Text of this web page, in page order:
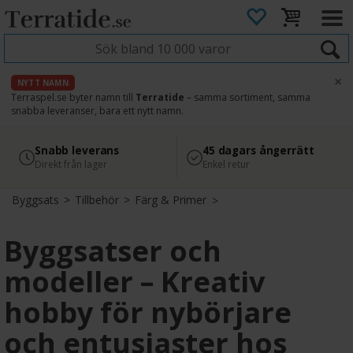
NYTT NAMN
Terraspel.se byter namn till Terratide – samma sortiment, samma
snabba leveranser, bara ett nytt namn.
×
4.8
Läs omdömen på Google
Säker betalning
med Svea
Snabb leverans
Direkt från lager
45 dagars ångerrätt
Enkel retur
Byggsats>Tillbehör> Färg & Primer
Byggsatser och
modeller – Kreativ
hobby för nybörjare
och entusiaster hos